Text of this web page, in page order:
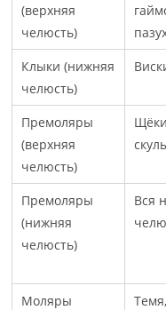
(верхняя
челюсть)
Клыки (нижняя
челюсть)
Премоляры
(верхняя
челюсть)
Премоляры
(нижняя
челюсть)
Вся
Моляры